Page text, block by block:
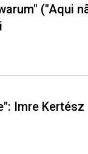
("Aqui
Imre Kertész